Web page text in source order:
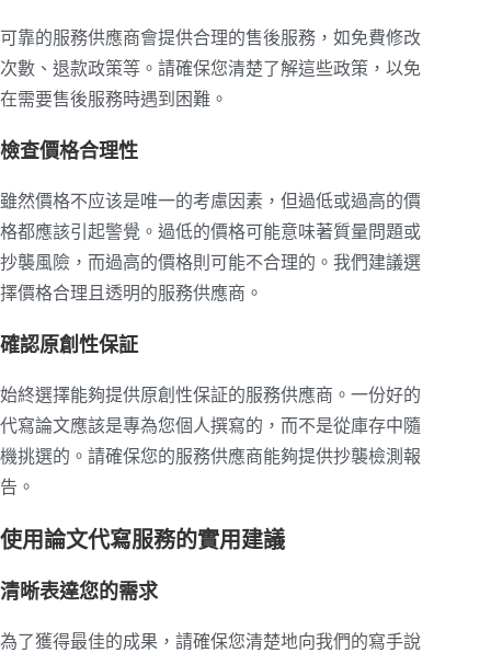
可靠的服務供應商會提供合理的售後服務，如免費修改
次數、退款政策等。請確保您清楚了解這些政策，以免
在需要售後服務時遇到困難。
檢查價格合理性
雖然價格不应该是唯一的考慮因素，但過低或過高的價
格都應該引起警覺。過低的價格可能意味著質量問題或
抄襲風險，而過高的價格則可能不合理的。我們建議選
擇價格合理且透明的服務供應商。
確認原創性保証
始終選擇能夠提供原創性保証的服務供應商。一份好的
代寫論文應該是專為您個人撰寫的，而不是從庫存中隨
機挑選的。請確保您的服務供應商能夠提供抄襲檢測報
告。
使用論文代寫服務的實用建議
清晰表達您的需求
為了獲得最佳的成果，請確保您清楚地向我們的寫手說